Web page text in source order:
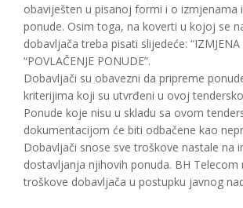
obaviješten u pisanoj formi i o izmjenama
ponude. Osim toga, na koverti u kojoj se
dobavljača treba pisati slijedeće: “IZMJENA
“POVLAČENJE PONUDE”.
Dobavljači su obavezni da pripreme
kriterijima koji su utvrđeni u ovoj
Ponude koje nisu u skladu sa ovom
dokumentacijom će biti odbačene kao
Dobavljači snose sve troškove nastale na
dostavljanja njihovih ponuda. BH Telecom
troškove dobavljača u postupku javnog